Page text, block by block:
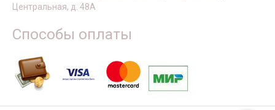
Центральная, д. 48А
Способы оплаты